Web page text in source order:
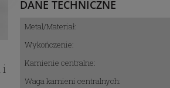
Pierścionek z 14k złota z
cyrkonią Swarovski
DANE TECHNICZNE
Metal/Materiał:
Wykończenie:
Kamienie centralne:
Waga kamieni centralnych: